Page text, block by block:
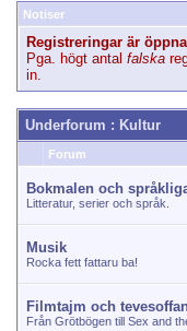
Notiser
Registreringar är
Pga. högt antal falska
in.
Underforum : Kultur
Forum
Bokmalen och
Litteratur, serier och språk.
Musik
Rocka fett fattaru ba!
Filmtajm och
Från Grötbögen till Sex and